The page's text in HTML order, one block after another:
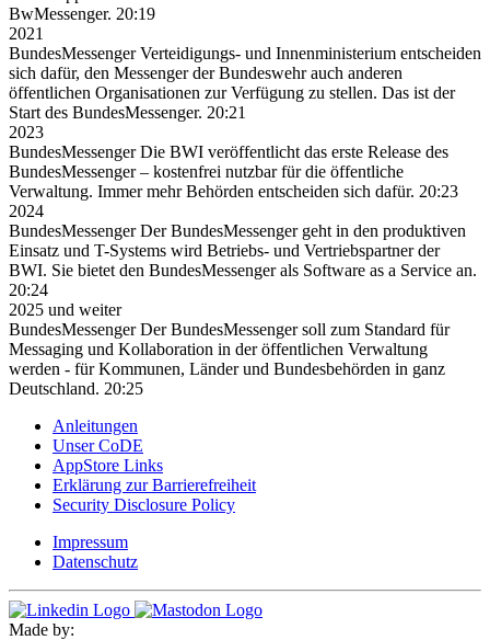
BwMessenger. 20:19
2021
BundesMessenger Verteidigungs- und Innenministerium entscheiden
sich dafür, den Messenger der Bundeswehr auch anderen
öffentlichen Organisationen zur Verfügung zu stellen. Das ist der
Start des BundesMessenger. 20:21
2023
BundesMessenger Die BWI veröffentlicht das erste Release des
BundesMessenger – kostenfrei nutzbar für die öffentliche
Verwaltung. Immer mehr Behörden entscheiden sich dafür. 20:23
2024
BundesMessenger Der BundesMessenger geht in den produktiven
Einsatz und T-Systems wird Betriebs- und Vertriebspartner der
BWI. Sie bietet den BundesMessenger als Software as a Service an.
20:24
2025 und weiter
BundesMessenger Der BundesMessenger soll zum Standard für
Messaging und Kollaboration in der öffentlichen Verwaltung
werden - für Kommunen, Länder und Bundesbehörden in ganz
Deutschland. 20:25
Anleitungen
Unser CoDE
AppStore Links
Erklärung zur Barrierefreiheit
Security Disclosure Policy
Impressum
Datenschutz
Made by: